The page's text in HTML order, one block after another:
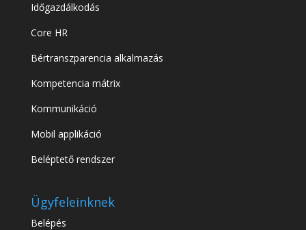
Időgazdálkodás
Core HR
Bértranszparencia alkalmazás
Kompetencia mátrix
Kommunikáció
Mobil applikáció
Beléptető rendszer
Ügyfeleinknek
Belépés